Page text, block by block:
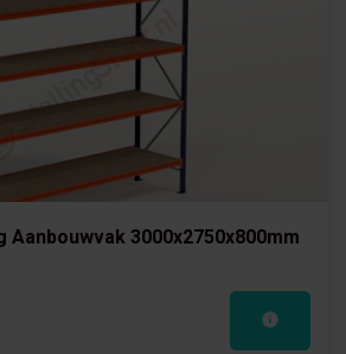
3000x2750x800mm